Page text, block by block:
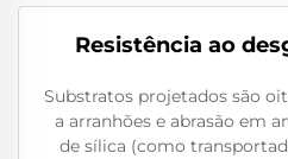
Resistência ao
Substratos projetados são
a arranhões e abrasão em
de sílica (como